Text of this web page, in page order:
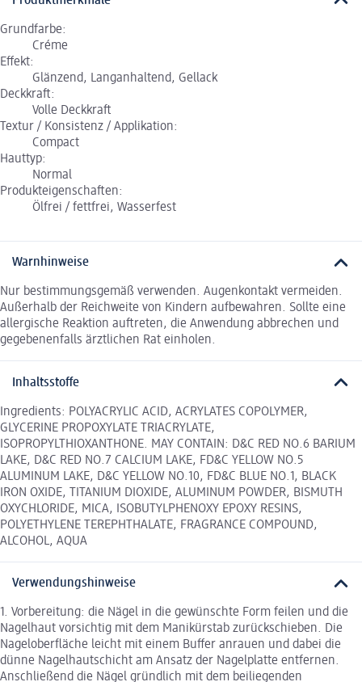
Grundfarbe:
Créme
Effekt:
Glänzend, Langanhaltend, Gellack
Deckkraft:
Volle Deckkraft
Textur / Konsistenz / Applikation:
Compact
Hauttyp:
Normal
Produkteigenschaften:
Ölfrei / fettfrei, Wasserfest
Warnhinweise
Nur bestimmungsgemäß verwenden. Augenkontakt vermeiden.
Außerhalb der Reichweite von Kindern aufbewahren. Sollte eine
allergische Reaktion auftreten, die Anwendung abbrechen und
gegebenenfalls ärztlichen Rat einholen.
Inhaltsstoffe
Ingredients: POLYACRYLIC ACID, ACRYLATES COPOLYMER,
GLYCERINE PROPOXYLATE TRIACRYLATE,
ISOPROPYLTHIOXANTHONE. MAY CONTAIN: D&C RED NO.6 BARIUM
LAKE, D&C RED NO.7 CALCIUM LAKE, FD&C YELLOW NO.5
ALUMINUM LAKE, D&C YELLOW NO.10, FD&C BLUE NO.1, BLACK
IRON OXIDE, TITANIUM DIOXIDE, ALUMINUM POWDER, BISMUTH
OXYCHLORIDE, MICA, ISOBUTYLPHENOXY EPOXY RESINS,
POLYETHYLENE TEREPHTHALATE, FRAGRANCE COMPOUND,
ALCOHOL, AQUA
Verwendungshinweise
1. Vorbereitung: die Nägel in die gewünschte Form feilen und die
Nagelhaut vorsichtig mit dem Manikürstab zurückschieben. Die
Nageloberfläche leicht mit einem Buffer anrauen und dabei die
dünne Nagelhautschicht am Ansatz der Nagelplatte entfernen.
Anschließend die Nägel gründlich mit dem beiliegenden